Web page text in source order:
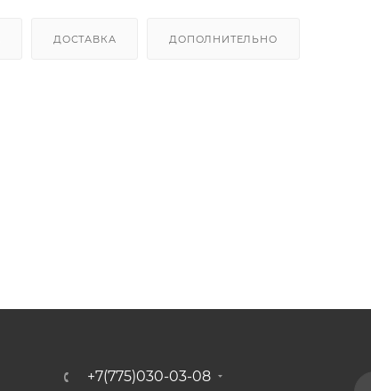
ДОСТАВКА ДОПОЛНИТЕЛЬНО
+7(775)030-03-08